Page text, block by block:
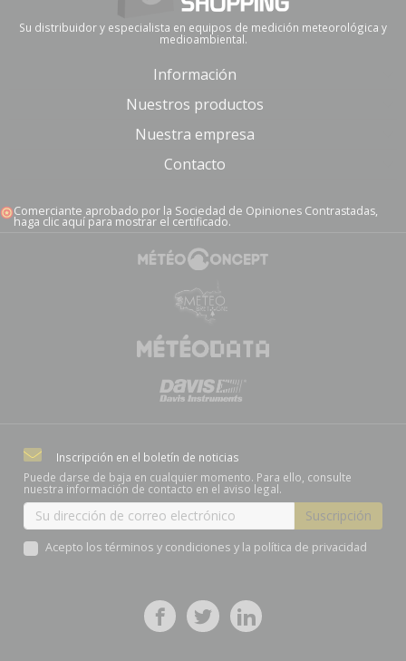
Su distribuidor y especialista en equipos de medición meteorológica y
medioambiental.
Información
Nuestros productos
Nuestra empresa
Contacto
Comerciante aprobado por la Sociedad de Opiniones Contrastadas,
haga clic aquí para mostrar el certificado.
Inscripción en el boletín de noticias
Puede darse de baja en cualquier momento. Para ello, consulte
nuestra información de contacto en el aviso legal.
Acepto los términos y condiciones y la política de privacidad